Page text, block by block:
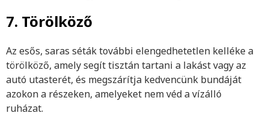
7. Törölköző
Az esős, saras séták további elengedhetetlen kelléke a
törölköző, amely segít tisztán tartani a lakást vagy az
autó utasterét, és megszárítja kedvencünk bundáját
azokon a részeken, amelyeket nem véd a vízálló
ruházat.